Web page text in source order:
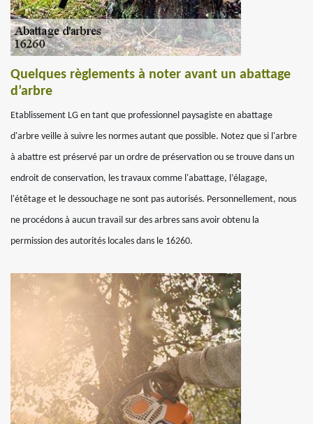
Quelques règlements à noter avant un abattage
d’arbre
Etablissement LG en tant que professionnel paysagiste en abattage
d'arbre veille à suivre les normes autant que possible. Notez que si l'arbre
à abattre est préservé par un ordre de préservation ou se trouve dans un
endroit de conservation, les travaux comme l'abattage, l’élagage,
l'étêtage et le dessouchage ne sont pas autorisés. Personnellement, nous
ne procédons à aucun travail sur des arbres sans avoir obtenu la
permission des autorités locales dans le 16260.